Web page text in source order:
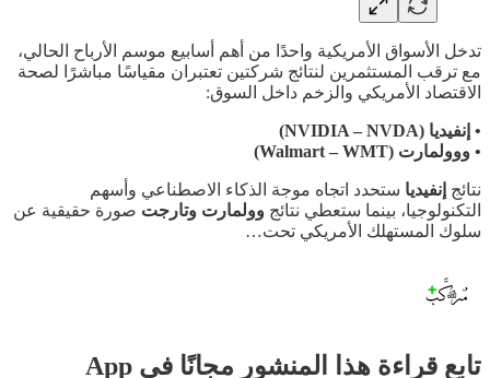
تدخل الأسواق الأمريكية واحدًا من أهم أسابيع موسم الأرباح الحالي،
مع ترقب المستثمرين لنتائج شركتين تعتبران مقياسًا مباشرًا لصحة
الاقتصاد الأمريكي والزخم داخل السوق:
• إنفيديا (NVIDIA – NVDA)
• ووولمارت (Walmart – WMT)
نتائج إنفيديا ستحدد اتجاه موجة الذكاء الاصطناعي وأسهم
التكنولوجيا، بينما ستعطي نتائج وولمارت وتارجت صورة حقيقية عن
سلوك المستهلك الأمريكي تحت…
تابع قراءة هذا المنشور مجانًا في App